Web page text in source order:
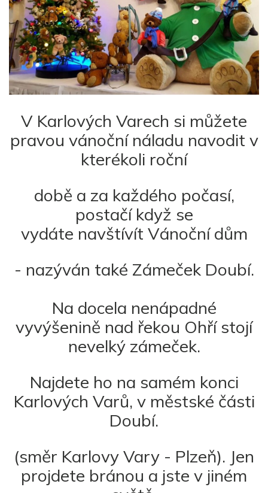
V Karlových Varech si můžete
pravou vánoční náladu navodit v
kterékoli roční
době a za každého počasí,
postačí když se
vydáte navštívít Vánoční dům
- nazýván také Zámeček Doubí.
Na docela nenápadné
vyvýšenině nad řekou Ohří stojí
nevelký zámeček.
Najdete ho na samém konci
Karlových Varů, v městské části
Doubí.
(směr Karlovy Vary - Plzeň). Jen
projdete bránou a jste v jiném